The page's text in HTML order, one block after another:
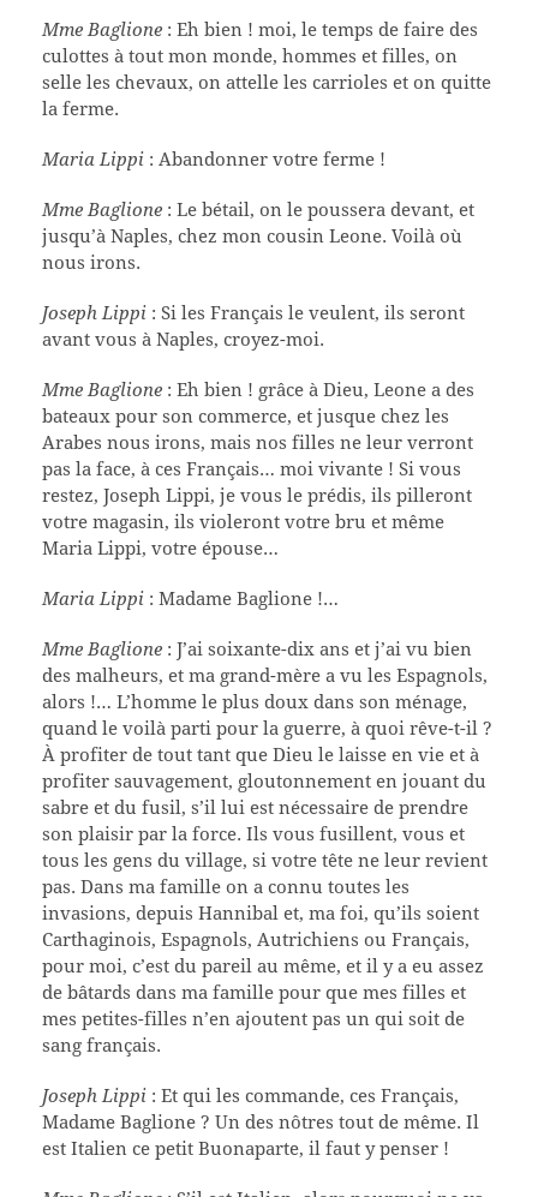
Mme Baglione : Eh bien ! moi, le temps de faire des
culottes à tout mon monde, hommes et filles, on
selle les chevaux, on attelle les carrioles et on quitte
la ferme.
Maria Lippi : Abandonner votre ferme !
Mme Baglione : Le bétail, on le poussera devant, et
jusqu’à Naples, chez mon cousin Leone. Voilà où
nous irons.
Joseph Lippi : Si les Français le veulent, ils seront
avant vous à Naples, croyez-moi.
Mme Baglione : Eh bien ! grâce à Dieu, Leone a des
bateaux pour son commerce, et jusque chez les
Arabes nous irons, mais nos filles ne leur verront
pas la face, à ces Français… moi vivante ! Si vous
restez, Joseph Lippi, je vous le prédis, ils pilleront
votre magasin, ils violeront votre bru et même
Maria Lippi, votre épouse…
Maria Lippi : Madame Baglione !…
Mme Baglione : J’ai soixante-dix ans et j’ai vu bien
des malheurs, et ma grand-mère a vu les Espagnols,
alors !… L’homme le plus doux dans son ménage,
quand le voilà parti pour la guerre, à quoi rêve-t-il ?
À profiter de tout tant que Dieu le laisse en vie et à
profiter sauvagement, gloutonnement en jouant du
sabre et du fusil, s’il lui est nécessaire de prendre
son plaisir par la force. Ils vous fusillent, vous et
tous les gens du village, si votre tête ne leur revient
pas. Dans ma famille on a connu toutes les
invasions, depuis Hannibal et, ma foi, qu’ils soient
Carthaginois, Espagnols, Autrichiens ou Français,
pour moi, c’est du pareil au même, et il y a eu assez
de bâtards dans ma famille pour que mes filles et
mes petites-filles n’en ajoutent pas un qui soit de
sang français.
Joseph Lippi : Et qui les commande, ces Français,
Madame Baglione ? Un des nôtres tout de même. Il
est Italien ce petit Buonaparte, il faut y penser !